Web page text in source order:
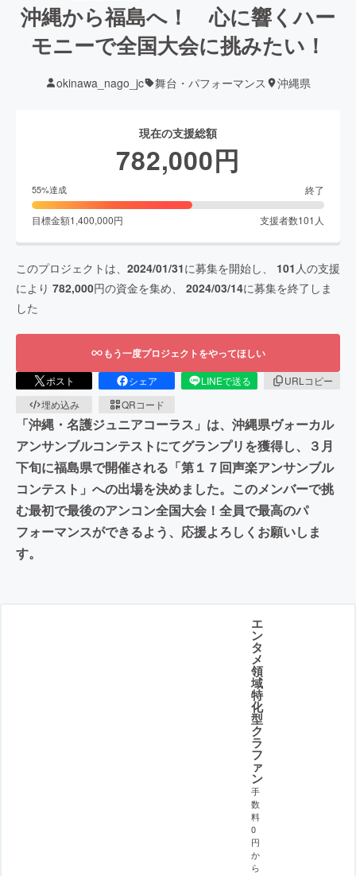
沖縄から福島へ！ 心に響くハー
モニーで全国大会に挑みたい！
okinawa_nago_jc 舞台・パフォーマンス 沖縄県
現在の支援総額
782,000円
55%達成 終了
目標金額1,400,000円 支援者数101 人
このプロジェクトは、 2024/01/31に募集を開始し、 101 人の支援
により 782,000円の資金を集め、 2024/03/14に募集を終了しま
した
もう一度プロジェクトをやってほしい
ポスト シェア LINEで送る
URLコピー
埋め込み
QRコード
「沖縄・名護ジュニアコーラス」は、沖縄県ヴォーカル
アンサンブルコンテストにてグランプリを獲得し、３月
下旬に福島県で開催される「第１７回声楽アンサンブル
コンテスト」への出場を決めました。このメンバーで挑
む最初で最後のアンコン全国大会！全員で最高のパ
フォーマンスができるよう、応援よろしくお願いしま
す。
エ
ン
タ
メ
領
域
特
化
型
ク
ラ
フ
ァ
ン
手
数
料
0
円
か
ら